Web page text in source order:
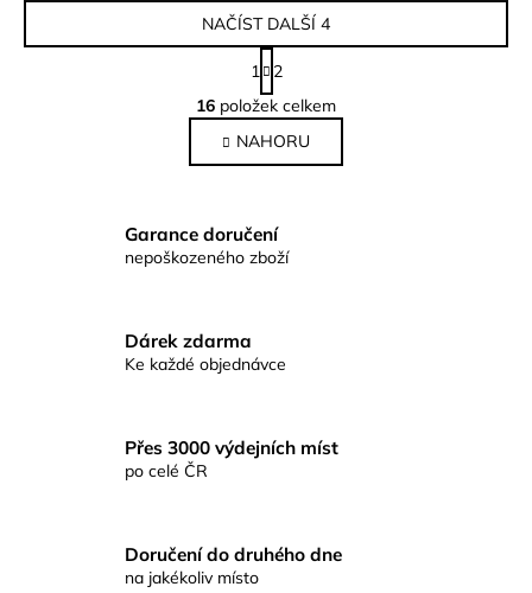
O
v
l
á
a
c
v
v
ý
u
NAČÍST DALŠÍ 4
S
t
r
á
n
k
á
n
1
2
16 položek celkem
NAHORU
Garance doručení
nepoškozeného zboží
Dárek zdarma
Ke každé objednávce
Přes 3000 výdejních míst
po celé ČR
Doručení do druhého dne
na jakékoliv místo